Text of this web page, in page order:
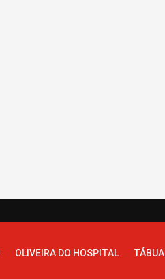
OLIVEIRA DO HOSPITAL TÁBUA